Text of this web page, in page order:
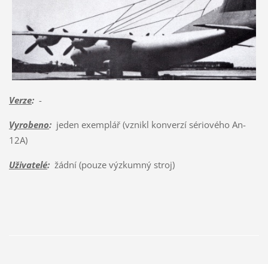
Verze:-
Vyrobeno:jeden exemplář (vznikl konverzí sériového An-
12A)
Uživatelé:žádní (pouze výzkumný stroj)